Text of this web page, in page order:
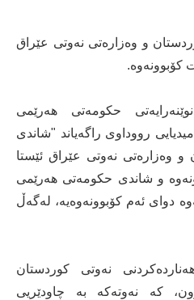
و وەزارەتی نەوتی عێراق
کۆبوونەوە.
حکومەتی هەرێمی
رووداوی راگەیاند "شاندی
وەزارەتی نەوتی عێراق ئێستا
و شاندی حکومەتی هەرێمی
دوای ئەم کۆبوونەوەیە، لەگەڵ
نەوتی کوردستان
کە نەوتەکە بە چاودێریی